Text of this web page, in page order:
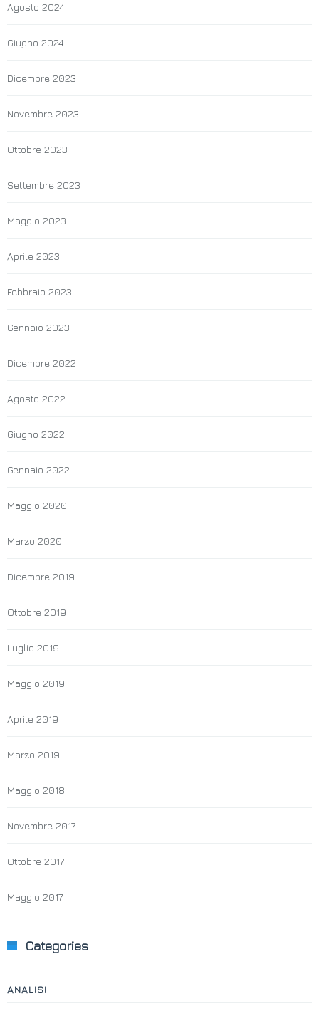
Agosto 2024
Giugno 2024
Dicembre 2023
Novembre 2023
Ottobre 2023
Settembre 2023
Maggio 2023
Aprile 2023
Febbraio 2023
Gennaio 2023
Dicembre 2022
Agosto 2022
Giugno 2022
Gennaio 2022
Maggio 2020
Marzo 2020
Dicembre 2019
Ottobre 2019
Luglio 2019
Maggio 2019
Aprile 2019
Marzo 2019
Maggio 2018
Novembre 2017
Ottobre 2017
Maggio 2017
Categories
ANALISI